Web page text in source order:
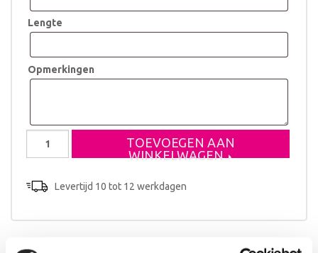
Lengte
Opmerkingen
TOEVOEGEN AAN
WINKELWAGEN
Levertijd 10 tot 12 werkdagen